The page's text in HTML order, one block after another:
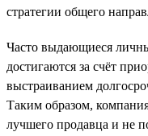
стратегии общего
Часто выдающиеся
достигаются за счёт
выстраиванием
Таким образом,
лучшего продавца и не